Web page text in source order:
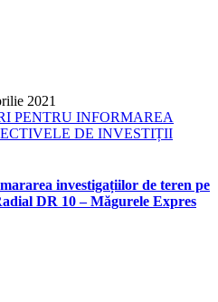
2021
PENTRU INFORMAREA
DE INVESTIȚII
investigațiilor de teren pe
DR 10 – Măgurele Expres